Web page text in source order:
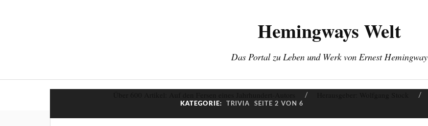
Hemingways Welt
Das Portal zu Leben und Werk von Ernest Hemingway
KATEGORIE: TRIVIA SEITE 2 VON 6